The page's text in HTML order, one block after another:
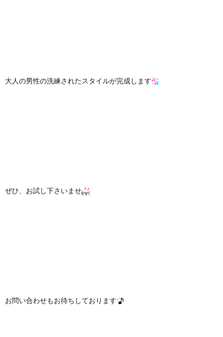
大人の男性の洗練されたスタイルが完成します
ぜひ、お試し下さいませ
お問い合わせもお待ちしております